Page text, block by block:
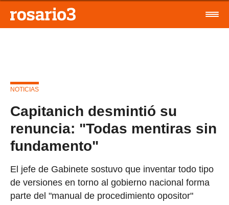
NOTICIAS
Capitanich desmintió su
renuncia: "Todas mentiras sin
fundamento"
El jefe de Gabinete sostuvo que inventar todo tipo
de versiones en torno al gobierno nacional forma
parte del "manual de procedimiento opositor"